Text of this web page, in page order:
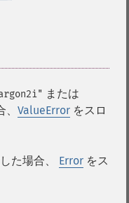
または
ValueError をスロ
た場合、 Error をス